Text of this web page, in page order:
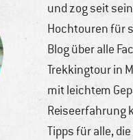
und zog seit
Hochtouren für
Blog über alle
Trekkingtour in
mit leichtem
Reiseerfahrung
Tipps für alle,